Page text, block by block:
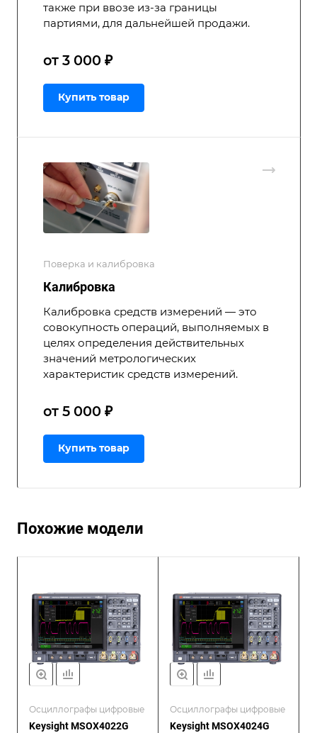
также при ввозе из-за границы
партиями, для дальнейшей продажи.
от 3 000 ₽
Купить товар
Поверка и калибровка
Калибровка
Калибровка средств измерений — это
совокупность операций, выполняемых в
целях определения действительных
значений метрологических
характеристик средств измерений.
от 5 000 ₽
Купить товар
Похожие модели
Осциллографы цифровые
Keysight MSOX4022G
Осциллографы цифровые
Keysight MSOX4024G